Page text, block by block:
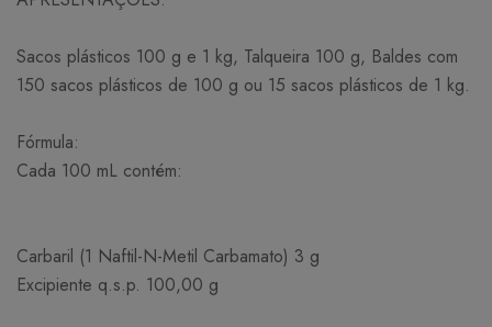
Sacos plásticos 100 g e 1 kg, Talqueira 100 g, Baldes com
150 sacos plásticos de 100 g ou 15 sacos plásticos de 1 kg.
Fórmula:
Cada 100 mL contém:
Carbaril (1 Naftil-N-Metil Carbamato) 3 g
Excipiente q.s.p. 100,00 g